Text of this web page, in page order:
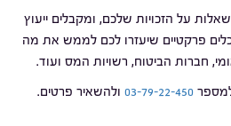
על הזכויות שלכם, ומקבלים ייעוץ
פרקטיים שיעזרו לכם לממש את מה
חברות הביטוח, רשויות המס ועוד.
03-79-22-450 ולהשאיר פרטים.